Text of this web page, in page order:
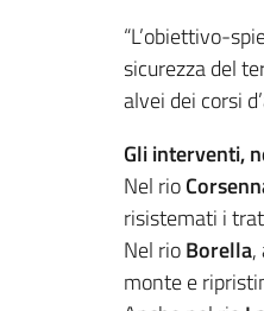
“L’obiettivo-
sicurezza del
alvei dei corsi
Gli interventi,
Nel rio
risistemati i
Nel rioBorella,
monte e